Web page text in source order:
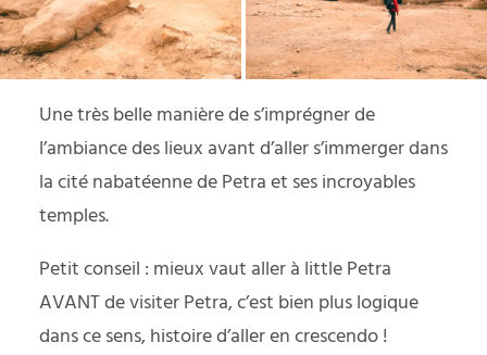
Une très belle manière de s’imprégner de
l’ambiance des lieux avant d’aller s’immerger dans
la cité nabatéenne de Petra et ses incroyables
temples.
Petit conseil : mieux vaut aller à little Petra
AVANT de visiter Petra, c’est bien plus logique
dans ce sens, histoire d’aller en crescendo !